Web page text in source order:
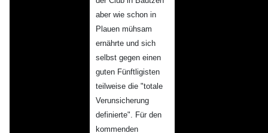
aber wie schon in
Plauen mühsam
ernährte und sich
selbst gegen einen
guten Fünftligisten
teilweise die "totale
Verunsicherung
definierte". Für den
kommenden